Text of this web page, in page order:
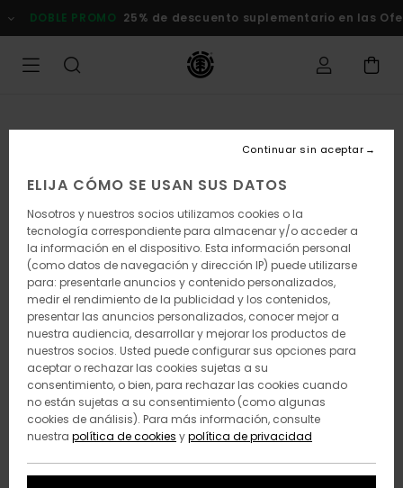
la
PROMO 25% de descuento suplementario en las Ofertas
ELIJA CÓMO SE USAN SUS DATOS
Nosotros y nuestros socios utilizamos cookies o la
tecnología correspondiente para almacenar y/o acceder a
la información en el dispositivo. Esta información personal
(como datos de navegación y dirección IP) puede utilizarse
para: presentarle anuncios y contenido personalizados,
medir el rendimiento de la publicidad y los contenidos,
presentar las anuncios personalizados, conocer mejor a
nuestra audiencia, desarrollar y mejorar los productos de
nuestros socios. Usted puede configurar sus opciones para
aceptar o rechazar las cookies sujetas a su
consentimiento, o bien, para rechazar las cookies cuando
no están sujetas a su consentimiento (como algunas
cookies de análisis). Para más información, consulte
nuestra política de cookies ypolítica de privacidad
Continuar sin aceptar